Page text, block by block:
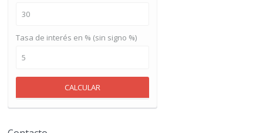
Tasa de interés en % (sin signo %)
CALCULAR